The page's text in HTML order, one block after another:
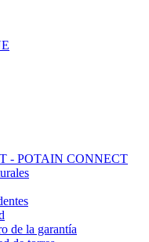
- POTAIN CONNECT
de la garantía